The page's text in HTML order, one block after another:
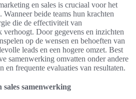
en sales is cruciaal voor het
Wanneer beide teams hun krachten
die de effectiviteit van
verhoogt. Door gegevens en inzichten
op de wensen en behoeften van
leads en een hogere omzet. Best
samenwerking omvatten onder andere
en frequente evaluaties van resultaten.
samenwerking